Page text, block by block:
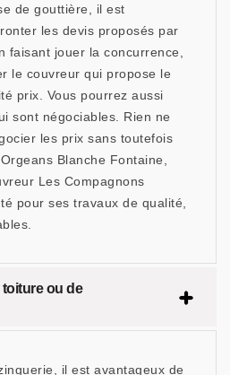
de gouttière, il est
les devis proposés par
faisant jouer la concurrence,
le couvreur qui propose le
prix. Vous pourrez aussi
sont négociables. Rien ne
les prix sans toutefois
Blanche Fontaine,
Les Compagnons
pour ses travaux de qualité,
ou de
il est avantageux de